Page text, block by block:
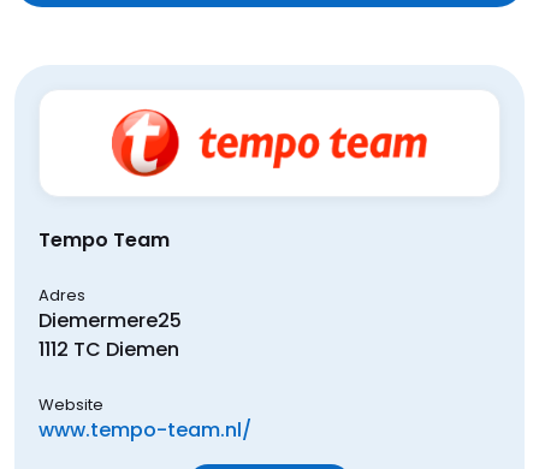
Tempo Team
Adres
Diemermere25
1112 TC Diemen
Website
www.tempo-team.nl/